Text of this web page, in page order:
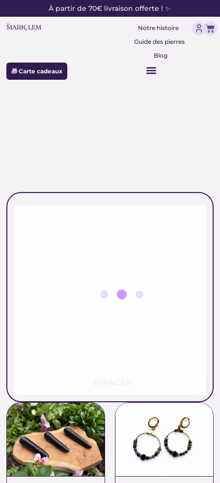
au
contenu
À partir de 70€ livraison offerte ! ✨
Notre histoire
Guide des pierres
Blog
🎁 Carte cadeaux